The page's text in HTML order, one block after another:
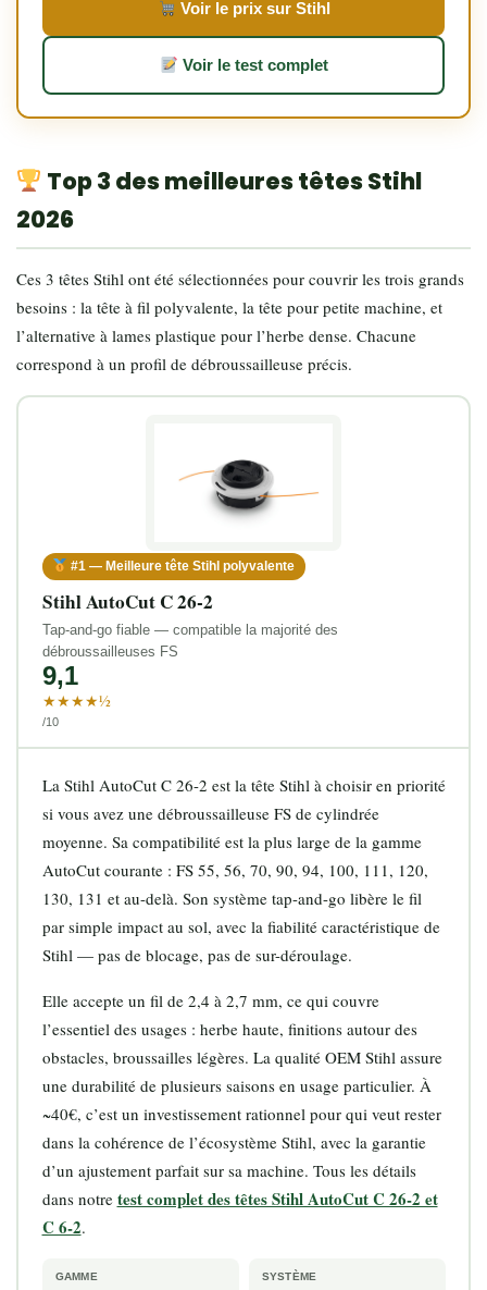
Voir le prix sur Stihl
Voir le test complet
Top 3 des meilleures têtes Stihl
2026
Ces 3 têtes Stihl ont été sélectionnées pour couvrir les trois grands
besoins : la tête à fil polyvalente, la tête pour petite machine, et
l’alternative à lames plastique pour l’herbe dense. Chacune
correspond à un profil de débroussailleuse précis.
#1 — Meilleure tête Stihl polyvalente
Stihl AutoCut C 26-2
Tap-and-go fiable — compatible la majorité des
débroussailleuses FS
9,1
★★★★½
/10
La Stihl AutoCut C 26-2 est la tête Stihl à choisir en priorité
si vous avez une débroussailleuse FS de cylindrée
moyenne. Sa compatibilité est la plus large de la gamme
AutoCut courante : FS 55, 56, 70, 90, 94, 100, 111, 120,
130, 131 et au-delà. Son système tap-and-go libère le fil
par simple impact au sol, avec la fiabilité caractéristique de
Stihl — pas de blocage, pas de sur-déroulage.
Elle accepte un fil de 2,4 à 2,7 mm, ce qui couvre
l’essentiel des usages : herbe haute, finitions autour des
obstacles, broussailles légères. La qualité OEM Stihl assure
une durabilité de plusieurs saisons en usage particulier. À
~40€, c’est un investissement rationnel pour qui veut rester
dans la cohérence de l’écosystème Stihl, avec la garantie
d’un ajustement parfait sur sa machine. Tous les détails
dans notre test complet des têtes Stihl AutoCut C 26-2 et
C 6-2.
GAMME SYSTÈME